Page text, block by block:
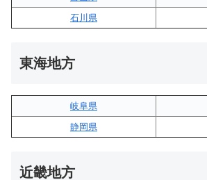
石川県
東海地方
岐阜県
静岡県
近畿地方